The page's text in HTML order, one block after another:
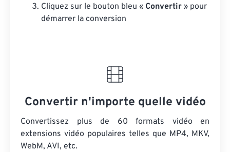
Cliquez sur le bouton bleu « Convertir » pour
démarrer la conversion
Convertir n'importe quelle vidéo
Convertissez plus de 60 formats vidéo en
extensions vidéo populaires telles que MP4, MKV,
WebM, AVI, etc.